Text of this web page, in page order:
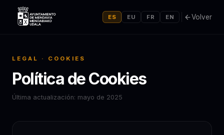
ES EU FR EN Volver
LEGAL · COOKIES
Política de Cookies
Última actualización: mayo de 2025